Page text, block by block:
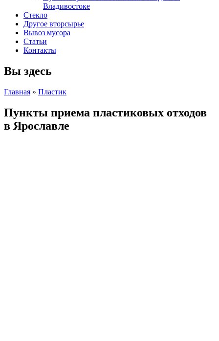
Владивостоке
Стекло
Другое вторсырье
Вывоз мусора
Статьи
Контакты
Вы здесь
Главная » Пластик
Пункты приема пластиковых отходов
в Ярославле